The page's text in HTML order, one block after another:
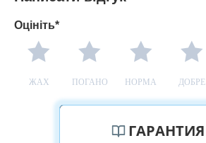
Оцініть*
ЖАХ ПОГАНО НОРМА ДОБРЕ
ГАРАНТИЯ